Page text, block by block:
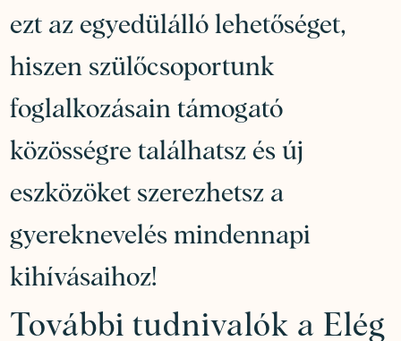
ezt az egyedülálló lehetőséget,
hiszen szülőcsoportunk
foglalkozásain támogató
közösségre találhatsz és új
eszközöket szerezhetsz a
gyereknevelés mindennapi
kihívásaihoz!
További tudnivalók a Elég